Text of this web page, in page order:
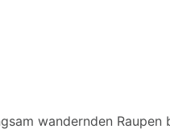
wandernden Raupen